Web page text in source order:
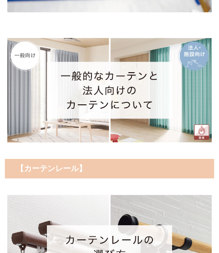
【カーテンレール】